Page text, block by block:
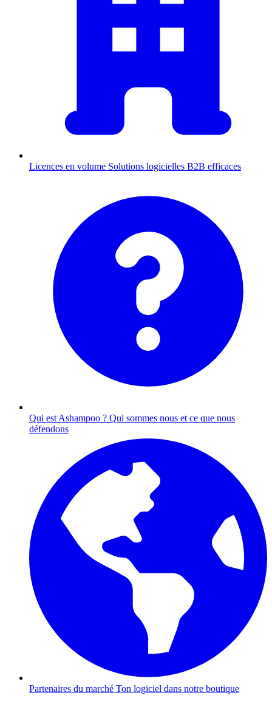
Licences en volume Solutions logicielles B2B efficaces
Qui est Ashampoo ? Qui sommes nous et ce que nous
défendons
Partenaires du marché Ton logiciel dans notre boutique